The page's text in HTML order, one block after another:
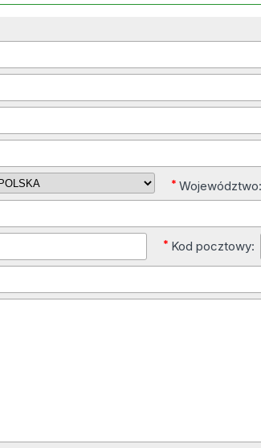
*
* Kod pocztowy: